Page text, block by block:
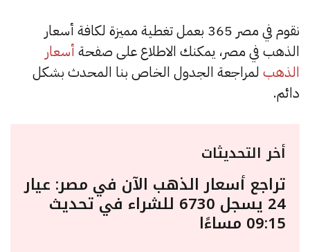
نقوم في مصر 365 بعمل تغطية مميزة لكافة أسعار
الذهب في مصر، يمكنك الاطلاع على صفحة أسعار
الذهب لمراجعة الجدول الخاص بنا المحدث بشكل
دائم.
أخر التحديثات
تراجع أسعار الذهب الآن في مصر: عيار
24 يسجل 6730 للشراء في تحديث
09:15 مساءًا